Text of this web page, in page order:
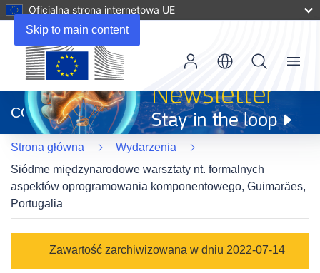
Skip to main content
Oficjalna strona internetowa UE
otworzy
się
w
nowym
oknie)
CORDIS
Menu
Strona główna
Wydarzenia
Siódme międzynarodowe warsztaty nt. formalnych
aspektów oprogramowania komponentowego, Guimaräes,
Portugalia
category
Zawartość zarchiwizowana w dniu 2022-07-14